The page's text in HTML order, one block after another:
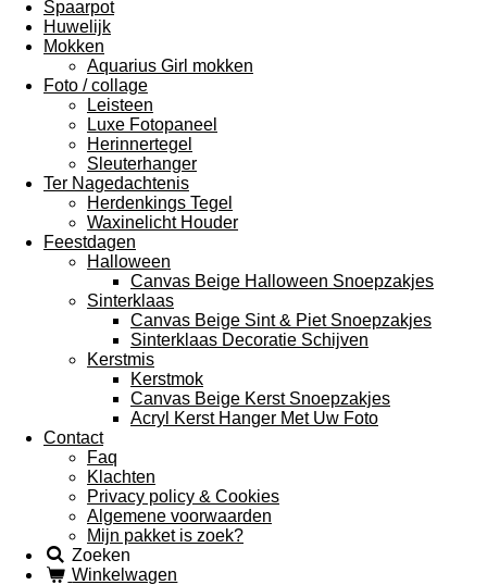
Spaarpot
Huwelijk
Mokken
Aquarius Girl mokken
Foto / collage
Leisteen
Luxe Fotopaneel
Herinnertegel
Sleuterhanger
Ter Nagedachtenis
Herdenkings Tegel
Waxinelicht Houder
Feestdagen
Halloween
Canvas Beige Halloween Snoepzakjes
Sinterklaas
Canvas Beige Sint & Piet Snoepzakjes
Sinterklaas Decoratie Schijven
Kerstmis
Kerstmok
Canvas Beige Kerst Snoepzakjes
Acryl Kerst Hanger Met Uw Foto
Contact
Faq
Klachten
Privacy policy & Cookies
Algemene voorwaarden
Mijn pakket is zoek?
Zoeken
Winkelwagen